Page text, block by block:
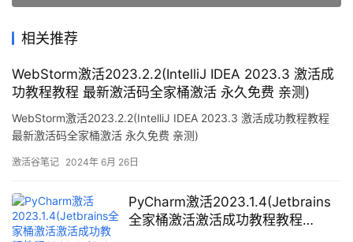
相关推荐
WebStorm激活2023.2.2(IntelliJ IDEA 2023.3 激活成
功教程教程 最新激活码全家桶激活 永久免费 亲测)
WebStorm激活2023.2.2(IntelliJ IDEA 2023.3 激活成功教程教程
最新激活码全家桶激活 永久免费 亲测)
激活谷笔记 2024年 6月 26日
PyCharm激活2023.1.4(Jetbrains
全家桶激活激活成功教程教程